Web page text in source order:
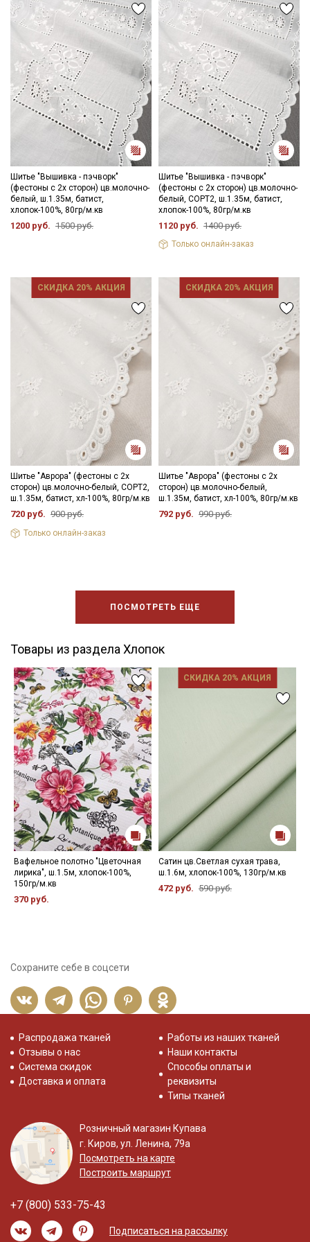
Шитье "Вышивка - пэчворк"
(фестоны с 2х сторон) цв.молочно-
белый, ш.1.35м, батист,
хлопок-100%, 80гр/м.кв
1200 руб. 1500 руб.
Шитье "Вышивка - пэчворк"
(фестоны с 2х сторон) цв.молочно-
белый, СОРТ2, ш.1.35м, батист,
хлопок-100%, 80гр/м.кв
1120 руб. 1400 руб.
Только онлайн-заказ
СКИДКА 20% АКЦИЯ
Шитье "Аврора" (фестоны с 2х
сторон) цв.молочно-белый, СОРТ2,
ш.1.35м, батист, хл-100%, 80гр/м.кв
720 руб. 900 руб.
Только онлайн-заказ
СКИДКА 20% АКЦИЯ
Шитье "Аврора" (фестоны с 2х
сторон) цв.молочно-белый,
ш.1.35м, батист, хл-100%, 80гр/м.кв
792 руб. 990 руб.
ПОСМОТРЕТЬ ЕЩЕ
Товары из раздела Хлопок
Вафельное полотно "Цветочная
лирика", ш.1.5м, хлопок-100%,
150гр/м.кв
370 руб.
СКИДКА 20% АКЦИЯ
Сатин цв.Светлая сухая трава,
ш.1.6м, хлопок-100%, 130гр/м.кв
472 руб. 590 руб.
Сохраните себе в соцсети
Распродажа тканей
Отзывы о нас
Система скидок
Доставка и оплата
Работы из наших тканей
Наши контакты
Способы оплаты и
реквизиты
Типы тканей
Розничный магазин Купава
г. Киров, ул. Ленина, 79а
Посмотреть на карте
Построить маршрут
+7 (800) 533-75-43
Подписаться на рассылку